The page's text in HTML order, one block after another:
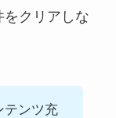
クリアしな
テンツ充